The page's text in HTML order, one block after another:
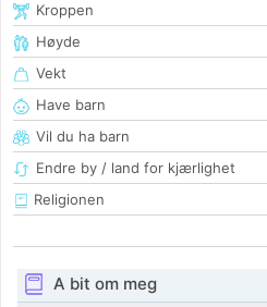
Kroppen
Høyde
Vekt
Have barn
Vil du ha barn
Endre by / land for kjærlighet
Religionen
A bit om meg